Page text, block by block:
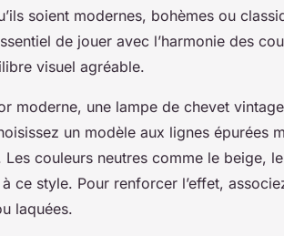
soient modernes, bohèmes ou
de jouer avec l’harmonie des
visuel agréable.
moderne, une lampe de chevet
un modèle aux lignes épurées
Les couleurs neutres comme le beige,
ce style. Pour renforcer l’effet,
laquées.